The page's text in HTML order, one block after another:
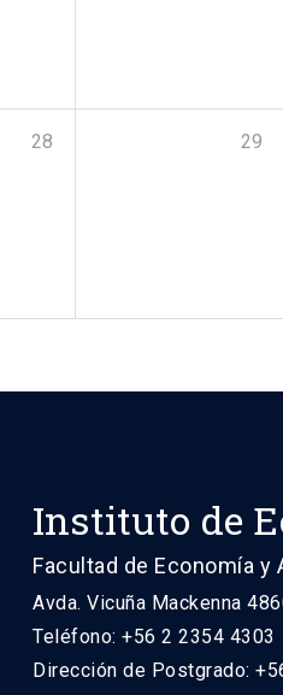
28 29
Instituto de
Facultad de Economía y
Avda. Vicuña Mackenna
Teléfono: +56 2 2354 4303
Dirección de Postgrado: